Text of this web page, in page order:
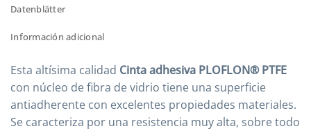
Datenblätter
Información adicional
Esta altísima calidad Cinta adhesiva PLOFLON® PTFE
con núcleo de fibra de vidrio tiene una superficie
antiadherente con excelentes propiedades materiales.
Se caracteriza por una resistencia muy alta, sobre todo